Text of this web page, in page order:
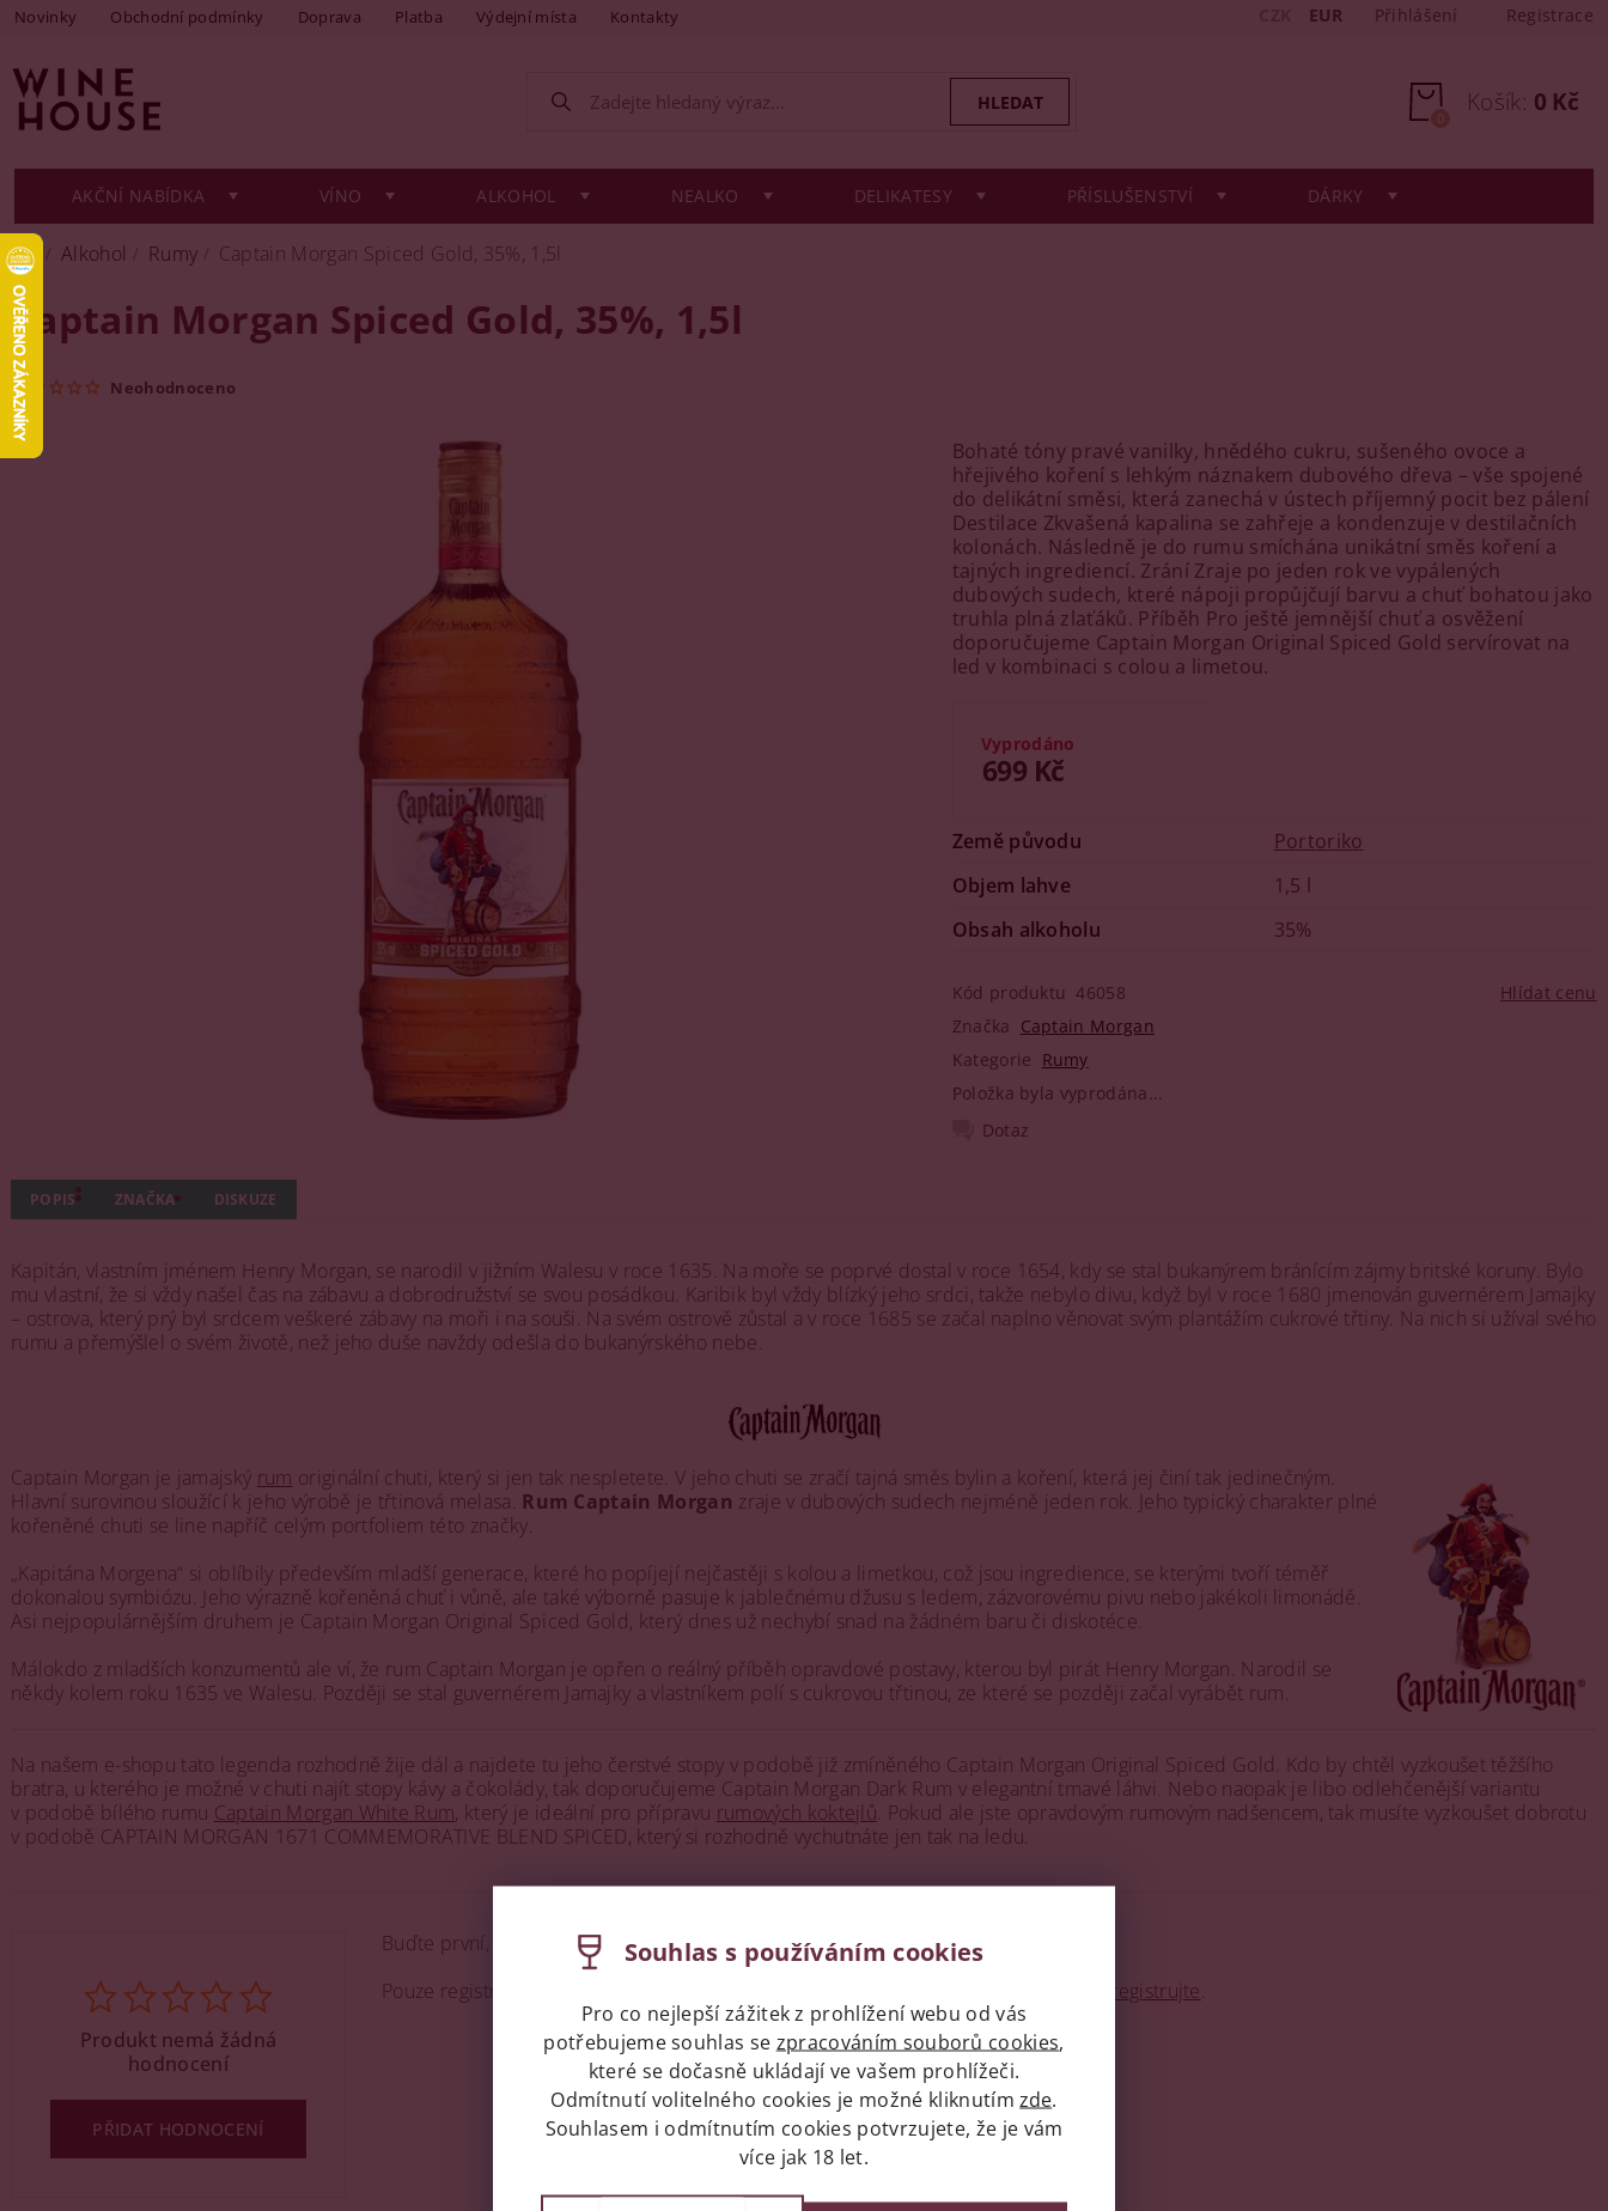
Novinky Obchodní podmínky Doprava Platba Výdejní místa Kontakty EUR Přihlášení Registrace
Košík: 0 Kč
0
AKČNÍ NABÍDKA VÍNO ALKOHOL NEALKO DELIKATESY PŘÍSLUŠENSTVÍ DÁRKY
Alkohol Rumy Captain Morgan Spiced Gold, 35%, 1,5l
Captain Morgan Spiced Gold, 35%, 1,5l
Neohodnoceno
Bohaté tóny pravé vanilky, hnědého cukru, sušeného ovoce a
hřejivého koření s lehkým náznakem dubového dřeva – vše spojené
do delikátní směsi, která zanechá v ústech příjemný pocit bez pálení
Destilace Zkvašená kapalina se zahřeje a kondenzuje v destilačních
kolonách. Následně je do rumu smíchána unikátní směs koření a
tajných ingrediencí. Zrání Zraje po jeden rok ve vypálených
dubových sudech, které nápoji propůjčují barvu a chuť bohatou jako
truhla plná zlaťáků. Příběh Pro ještě jemnější chuť a osvěžení
doporučujeme Captain Morgan Original Spiced Gold servírovat na
led v kombinaci s colou a limetou.
Vyprodáno
699 Kč
Země původu
Portoriko
Objem lahve
1,5 l
Obsah alkoholu
35%
Kód produktu 46058
Značka Captain Morgan
Kategorie Rumy
Položka byla vyprodána...
Hlídat cenu
Dotaz
POPIS ZNAČKA DISKUZE
Kapitán, vlastním jménem Henry Morgan, se narodil v jižním Walesu v roce 1635. Na moře se poprvé dostal v roce 1654, kdy se stal bukanýrem bránícím zájmy britské koruny. Bylo
mu vlastní, že si vždy našel čas na zábavu a dobrodružství se svou posádkou. Karibik byl vždy blízký jeho srdci, takže nebylo divu, když byl v roce 1680 jmenován guvernérem Jamajky
– ostrova, který prý byl srdcem veškeré zábavy na moři i na souši. Na svém ostrově zůstal a v roce 1685 se začal naplno věnovat svým plantážím cukrové třtiny. Na nich si užíval svého
rumu a přemýšlel o svém životě, než jeho duše navždy odešla do bukanýrského nebe.
Captain Morgan je jamajský rum originální chuti, který si jen tak nespletete. V jeho chuti se zračí tajná směs bylin a koření, která jej činí tak jedinečným.
Hlavní surovinou sloužící k jeho výrobě je třtinová melasa. Rum Captain Morgan zraje v dubových sudech nejméně jeden rok. Jeho typický charakter plné
kořeněné chuti se line napříč celým portfoliem této značky.
„Kapitána Morgena“ si oblíbily především mladší generace, které ho popíjejí nejčastěji s kolou a limetkou, což jsou ingredience, se kterými tvoří téměř
dokonalou symbiózu. Jeho výrazně kořeněná chuť i vůně, ale také výborně pasuje k jablečnému džusu s ledem, zázvorovému pivu nebo jakékoli limonádě.
Asi nejpopulárnějším druhem je Captain Morgan Original Spiced Gold, který dnes už nechybí snad na žádném baru či diskotéce.
Málokdo z mladších konzumentů ale ví, že rum Captain Morgan je opřen o reálný příběh opravdové postavy, kterou byl pirát Henry Morgan. Narodil se
někdy kolem roku 1635 ve Walesu. Později se stal guvernérem Jamajky a vlastníkem polí s cukrovou třtinou, ze které se později začal vyrábět rum.
Na našem e-shopu tato legenda rozhodně žije dál a najdete tu jeho čerstvé stopy v podobě již zmíněného Captain Morgan Original Spiced Gold. Kdo by chtěl vyzkoušet těžšího
bratra, u kterého je možné v chuti najít stopy kávy a čokolády, tak doporučujeme Captain Morgan Dark Rum v elegantní tmavé láhvi. Nebo naopak je libo odlehčenější variantu
v podobě bílého rumu Captain Morgan White Rum, který je ideální pro přípravu rumových koktejlů . Pokud ale jste opravdovým rumovým nadšencem, tak musíte vyzkoušet dobrotu
v podobě CAPTAIN MORGAN 1671 COMMEMORATIVE BLEND SPICED, který si rozhodně vychutnáte jen tak na ledu.
Buďte první, kdo napíše příspěvek k této položce.
Pouze registrovaní uživatelé mohou vkládat příspěvky. Prosím
registrujte
Produkt nemá žádná
hodnocení
PŘIDAT HODNOCENÍ
Souhlas s používáním cookies
Pro co nejlepší zážitek z prohlížení webu od vás
potřebujeme souhlas se zpracováním souborů cookies,
které se dočasně ukládají ve vašem prohlížeči.
Odmítnutí volitelného cookies je možné kliknutímzde.
Souhlasem i odmítnutím cookies potvrzujete, že je vám
více jak 18 let.